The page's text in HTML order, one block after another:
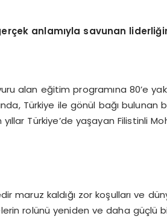
anlamıyla savunan
alan eğitim programına 80’e
Türkiye ile gönül bağı bulunan
Türkiye’de yaşayan Filistinli
maruz kaldığı zor koşulları ve
rolünü yeniden ve daha güçlü